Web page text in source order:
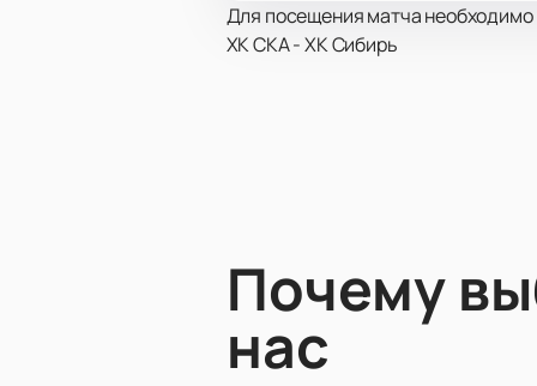
Для посещения матча необходимо
ХК СКА - ХК Сибирь
Почему
нас